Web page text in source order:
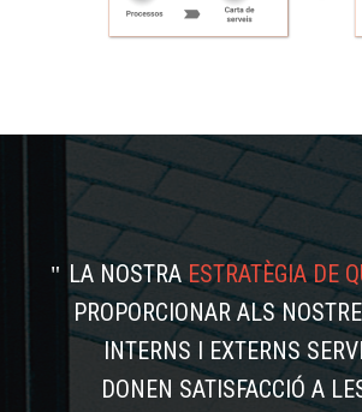
LA NOSTRAESTRATÈGIA DE
PROPORCIONAR ALS
INTERNS I EXTERNS
DONEN SATISFACCIÓ A